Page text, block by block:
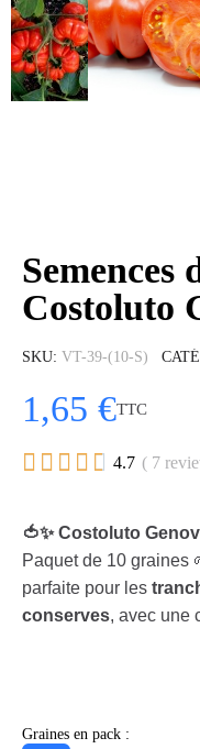
Semences
Costoluto
SKU VT-39-(10-S)
1,65 €TTC
     4.7 ( 7
🍅✨ Costoluto
Paquet de 10 graines
parfaite pour les
conserves, avec une
Graines en pack :